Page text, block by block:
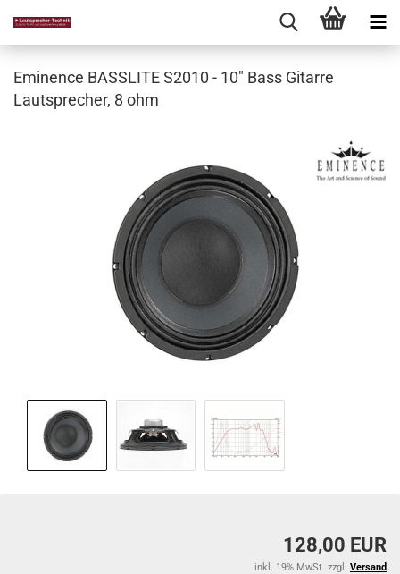
Eminence BASSLITE S2010 - 10" Bass Gitarre
Lautsprecher, 8 ohm
128,00 EUR
inkl. 19% MwSt. zzgl. Versand